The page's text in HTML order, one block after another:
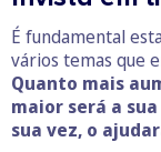
É fundamental
vários temas que
Quanto mais
maior será a
sua vez, o